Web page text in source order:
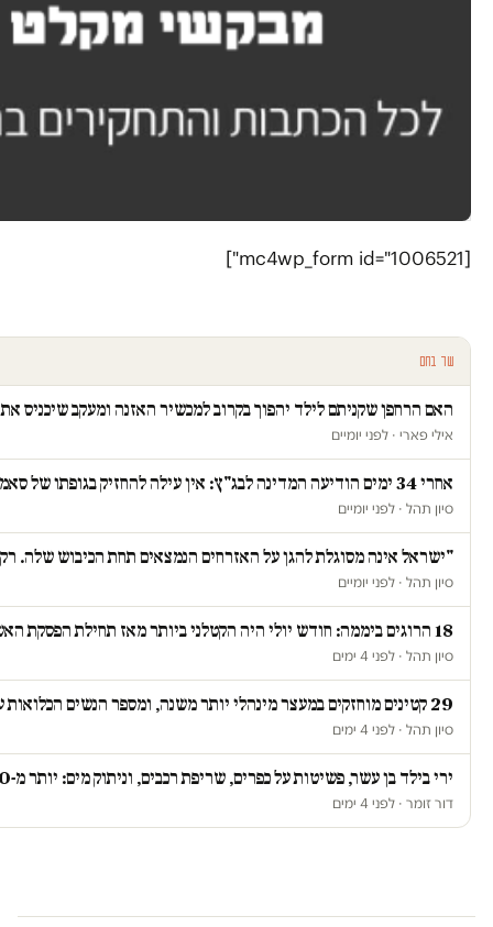
[mc4wp_form id="1006521"]
עוד בחם
האם הרחפן שקניתם לילד יהפוך בקרוב למכשיר האזנה ומעקב
אילי פארי · לפני יומיים
אחרי 34 ימים הודיעה המדינה לבג"ץ: אין עילה להחזיק בגופתו של סאמי ג'עסוס
סיון תהל · לפני יומיים
"ישראל אינה מסוגלת להגן על האזרחים הנמצאים תחת הכיבוש שלה. רק
סיון תהל · לפני יומיים
18 הרוגים ביממה: חודש יולי היה הקטלני ביותר מאז תחילת הפסקת האש ברצועת עזה
סיון תהל · לפני 4 ימים
29 קטינים מוחזקים במעצר מינהלי יותר משנה, ומספר הנשים הכלואות על רקע ביטחוני זינק ב-67 אחוז
סיון תהל · לפני 4 ימים
ירי בילד בן עשר, פשיטות על כפרים, שריפת רכבים, וניתוק מים: יותר מ-20 תקיפות ביממה אחת בגדה
דור זומר · לפני 4 ימים